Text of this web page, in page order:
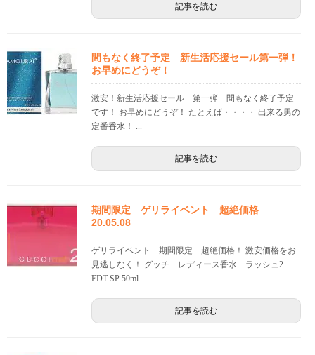
記事を読む
間もなく終了予定 新生活応援セール第一弾！
お早めにどうぞ！
激安！新生活応援セール 第一弾 間もなく終了予定
です！ お早めにどうぞ！ たとえば・・・・ 出来る男の
定番香水！ ...
記事を読む
期間限定 ゲリライベント 超絶価格
20.05.08
ゲリライベント 期間限定 超絶価格！ 激安価格をお
見逃しなく！ グッチ レディース香水 ラッシュ2
EDT SP 50ml ...
記事を読む